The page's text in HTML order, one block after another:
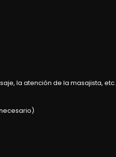
la atención de la masajista, etc.